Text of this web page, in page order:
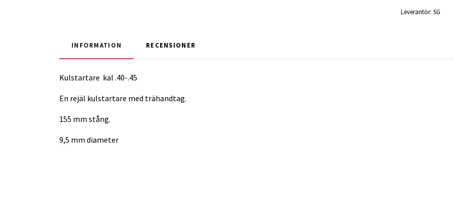
Leverantör: SG
INFORMATION RECENSIONER
Kulstartare kal .40-.45
En rejäl kulstartare med trähandtag.
155 mm stång.
9,5 mm diameter